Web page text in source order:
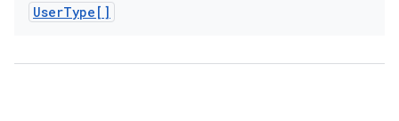
UserType[]